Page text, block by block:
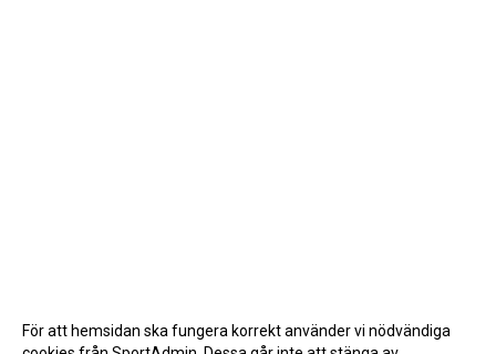
För att hemsidan ska fungera korrekt använder vi nödvändiga